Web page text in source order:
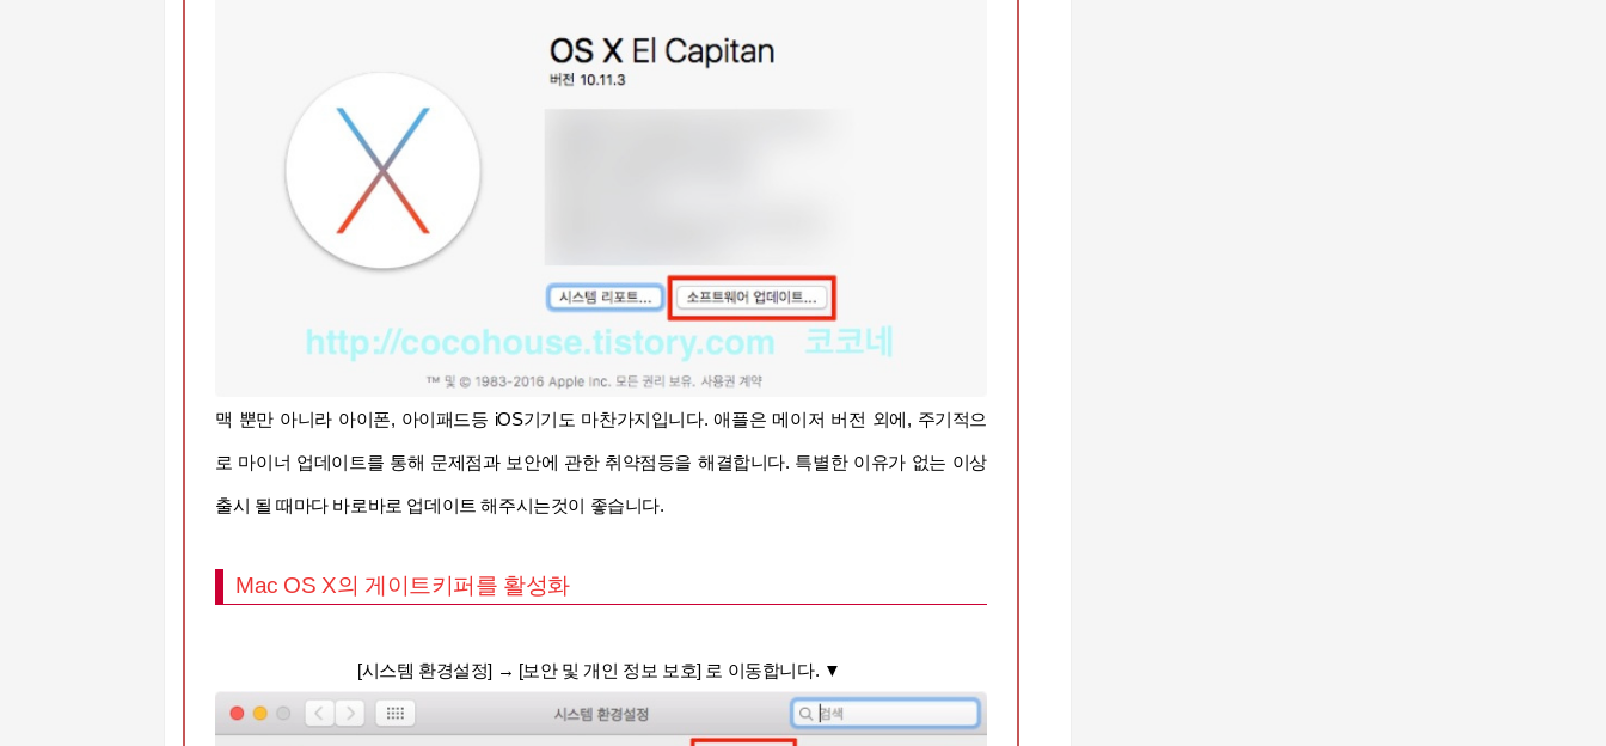
맥 뿐만 아니라 아이폰, 아이패드등 iOS기기도 마찬가지입니다. 애플은 메이저 버전 외에, 주기적으
로 마이너 업데이트를 통해 문제점과 보안에 관한 취약점등을 해결합니다. 특별한 이유가 없는 이상
출시 될 때마다 바로바로 업데이트 해주시는것이 좋습니다.
Mac OS X의 게이트키퍼를 활성화
[시스템 환경설정] → [보안 및 개인 정보 보호] 로 이동합니다. ▼